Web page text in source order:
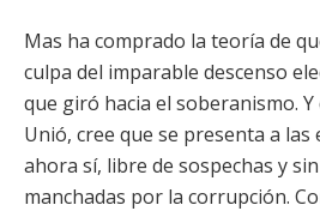
Mas ha comprado la teoría de
culpa del imparable descenso
que giró hacia el soberanismo. Y
Unió, cree que se presenta a las
ahora sí, libre de sospechas y
manchadas por la corrupción.